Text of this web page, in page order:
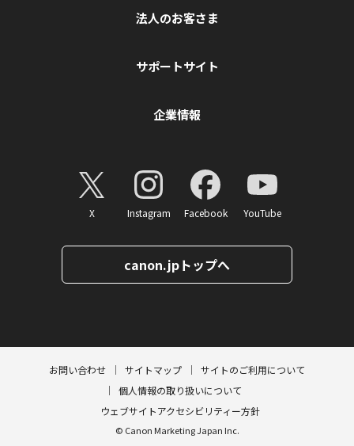
法人のお客さま
サポートサイト
企業情報
X Instagram Facebook YouTube
canon.jpトップへ
お問い合わせ サイトマップ
サイトのご利用について
個人情報の取り扱いについて
ウェブサイトアクセシビリティー方針
© Canon Marketing Japan Inc.